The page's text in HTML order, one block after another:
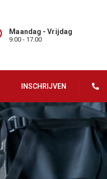
Maandag - Vrijdag
9.00 - 17.00
INSCHRIJVEN